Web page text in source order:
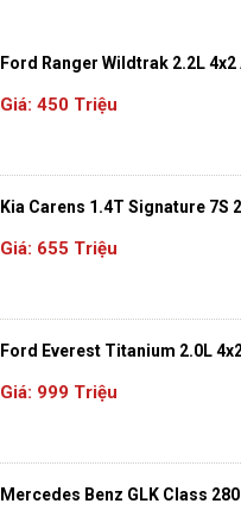
Ford Ranger Wildtrak 2.2L 4x2
Giá: 450 Triệu
Kia Carens 1.4T Signature 7S
Giá: 655 Triệu
Ford Everest Titanium 2.0L
Giá: 999 Triệu
Mercedes Benz GLK Class